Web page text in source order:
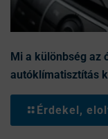
Mi a különbség az
autóklímatisztítás
Érdekel,